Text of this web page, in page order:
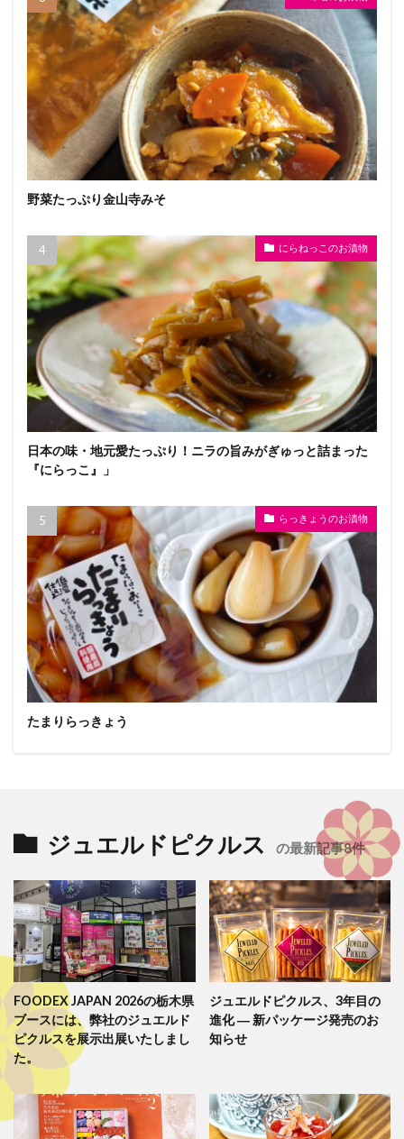
野菜たっぷり金山寺みそ
にらねっこのお漬物
日本の味・地元愛たっぷり！ニラの旨みがぎゅっと詰まった
『にらっこ』」
らっきょうのお漬物
たまりらっきょう
ジュエルドピクルス の最新記事8件
FOODEX JAPAN 2026の栃木県
ブースには、弊社のジュエルド
ピクルスを展示出展いたしまし
た。
ジュエルドピクルス、3年目の
進化 ― 新パッケージ発売のお
知らせ